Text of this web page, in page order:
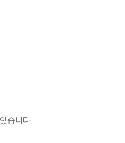
습니다.